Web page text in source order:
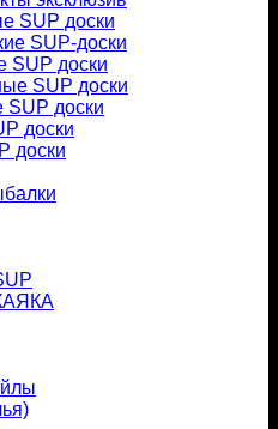
SUP доски
SUP-доски
SUP доски
SUP доски
SUP доски
доски
доски